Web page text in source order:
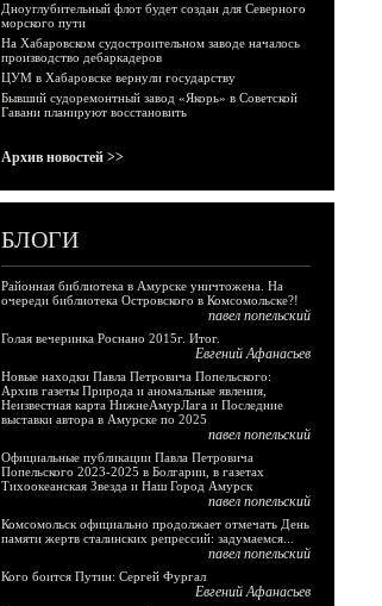
Дноуглубительный флот будет создан для Северного
морского пути
На Хабаровском судостроительном заводе началось
производство дебаркадеров
ЦУМ в Хабаровске вернули государству
Бывший судоремонтный завод «Якорь» в Советской
Гавани планируют восстановить
Архив новостей >>
БЛОГИ
Районная библиотека в Амурске уничтожена. На
очереди библиотека Островского в Комсомольске?!
павел попельский
Голая вечеринка Роснано 2015г. Итог.
Евгений Афанасьев
Новые находки Павла Петровича Попельского:
Архив газеты Природа и аномальные явления,
Неизвестная карта НижнеАмурЛага и Последние
выставки автора в Амурске по 2025
павел попельский
Официальные публикации Павла Петровича
Попельского 2023-2025 в Болгарии, в газетах
Тихоокеанская Звезда и Наш Город Амурск
павел попельский
Комсомольск официально продолжает отмечать День
памяти жертв сталинских репрессий: задумаемся...
павел попельский
Кого боится Путин: Сергей Фургал
Евгений Афанасьев